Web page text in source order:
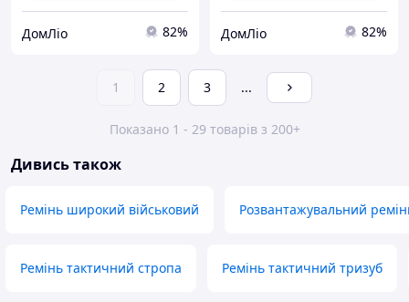
ДомЛіо 82% ДомЛіо 82%
1 2 3 ...
Показано 1 - 29 товарів з 200+
Дивись також
Ремінь широкий військовий Розвантажувальний
Ремінь тактичний стропа Ремінь тактичний тризуб